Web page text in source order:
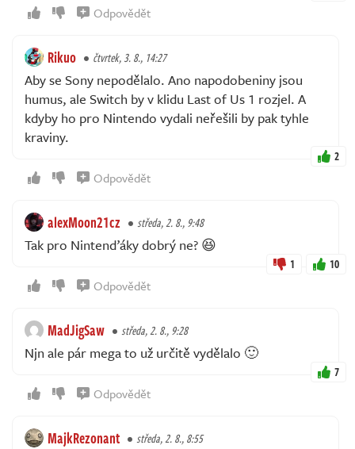
Odpovědět
Rikuo čtvrtek, 3. 8., 14:27
Aby se Sony nepodělalo. Ano napodobeniny jsou
humus, ale Switch by v klidu Last of Us 1 rozjel. A
kdyby ho pro Nintendo vydali neřešili by pak tyhle
kraviny.
2
Odpovědět
alexMoon21cz středa, 2. 8., 9:48
Tak pro Nintenďáky dobrý ne? 😆
1 10
Odpovědět
MadJigSaw středa, 2. 8., 9:28
Njn ale pár mega to už určitě vydělalo 🙂
7
Odpovědět
MajkRezonant středa, 2. 8., 8:55